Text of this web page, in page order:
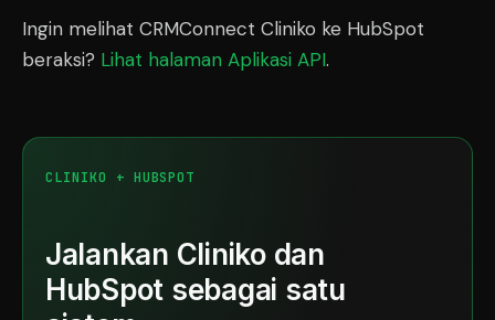
Ingin melihat CRMConnect Cliniko ke HubSpot
beraksi? Lihat halaman Aplikasi API.
CLINIKO + HUBSPOT
Jalankan Cliniko dan
HubSpot sebagai satu